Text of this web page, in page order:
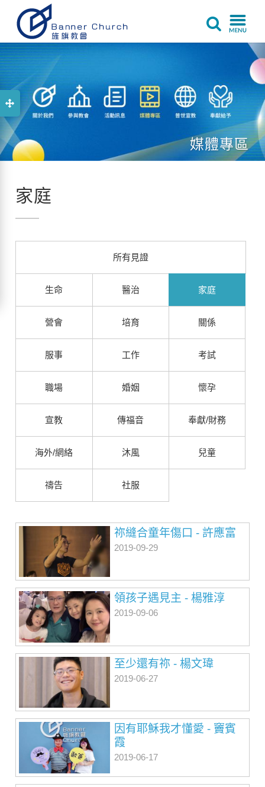
媒體專區
家庭
所有見證
生命 醫治 家庭
營會 培育 關係
服事 工作 考試
職場 婚姻 懷孕
宣教 傳福音 奉獻/財務
海外/網絡 沐風 兒童
禱告 社服
祢縫合童年傷口 - 許應富
2019-09-29
領孩子遇見主 - 楊雅淳
2019-09-06
至少還有祢 - 楊文瑋
2019-06-27
因有耶穌我才懂愛 - 竇賓
霞
2019-06-17